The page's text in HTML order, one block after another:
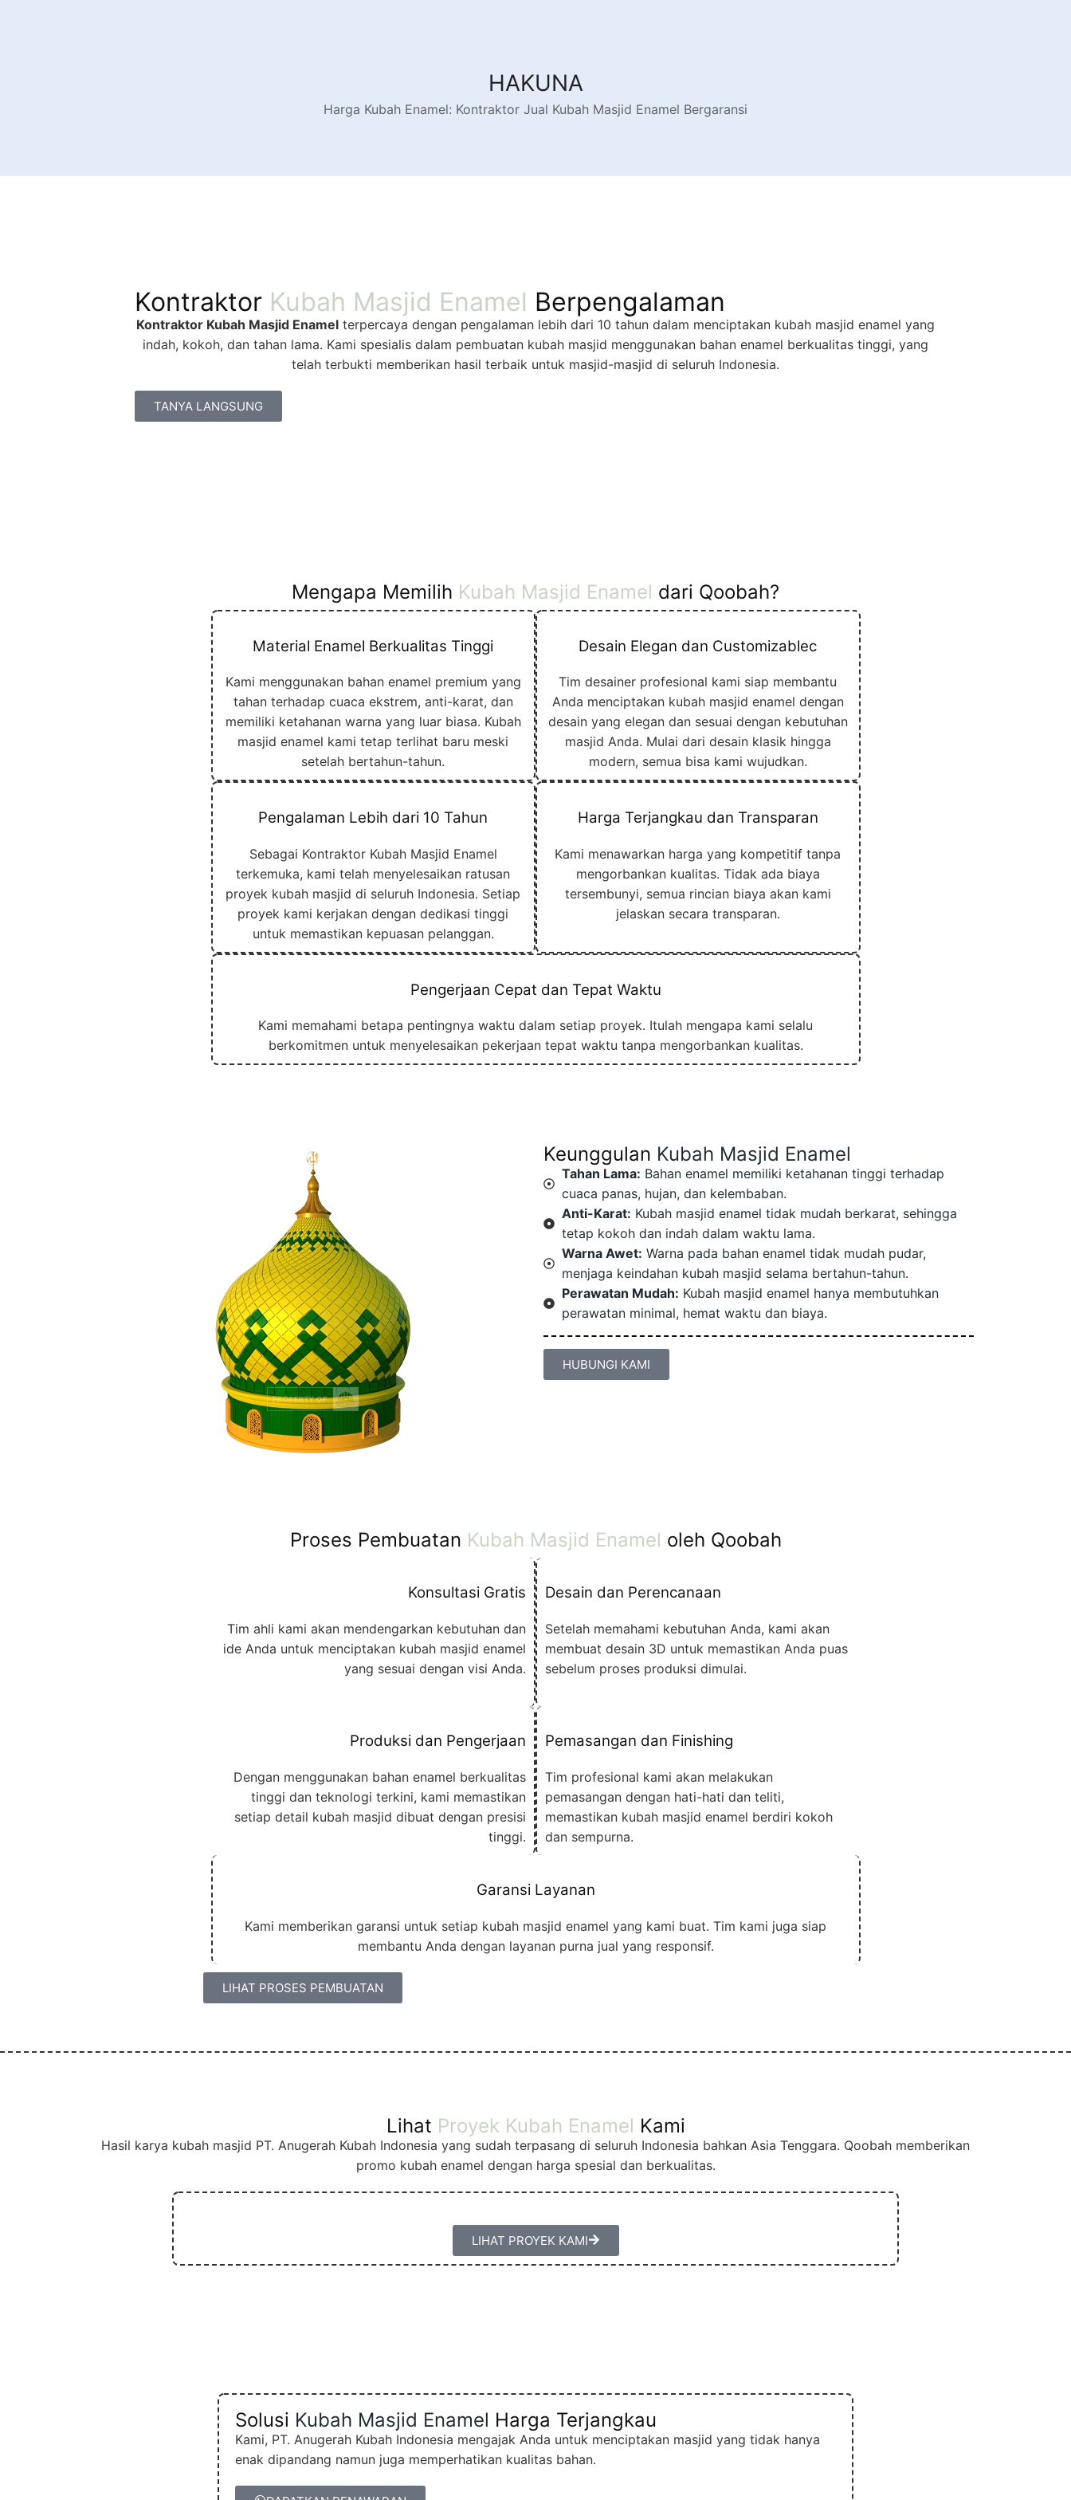
HAKUNA
Harga Kubah Enamel: Kontraktor Jual Kubah Masjid Enamel Bergaransi
Kontraktor Kubah Masjid Enamel Berpengalaman
Kontraktor Kubah Masjid Enamel terpercaya dengan pengalaman lebih dari 10 tahun dalam menciptakan kubah masjid enamel yang
indah, kokoh, dan tahan lama. Kami spesialis dalam pembuatan kubah masjid menggunakan bahan enamel berkualitas tinggi, yang
telah terbukti memberikan hasil terbaik untuk masjid-masjid di seluruh Indonesia.
TANYA LANGSUNG
Mengapa Memilih Kubah Masjid Enamel dari Qoobah?
Material Enamel Berkualitas Tinggi
Kami menggunakan bahan enamel premium yang
tahan terhadap cuaca ekstrem, anti-karat, dan
memiliki ketahanan warna yang luar biasa. Kubah
masjid enamel kami tetap terlihat baru meski
setelah bertahun-tahun.
Desain Elegan dan Customizablec
Tim desainer profesional kami siap membantu
Anda menciptakan kubah masjid enamel dengan
desain yang elegan dan sesuai dengan kebutuhan
masjid Anda. Mulai dari desain klasik hingga
modern, semua bisa kami wujudkan.
Pengalaman Lebih dari 10 Tahun
Sebagai Kontraktor Kubah Masjid Enamel
terkemuka, kami telah menyelesaikan ratusan
proyek kubah masjid di seluruh Indonesia. Setiap
proyek kami kerjakan dengan dedikasi tinggi
untuk memastikan kepuasan pelanggan.
Harga Terjangkau dan Transparan
Kami menawarkan harga yang kompetitif tanpa
mengorbankan kualitas. Tidak ada biaya
tersembunyi, semua rincian biaya akan kami
jelaskan secara transparan.
Pengerjaan Cepat dan Tepat Waktu
Kami memahami betapa pentingnya waktu dalam setiap proyek. Itulah mengapa kami selalu
berkomitmen untuk menyelesaikan pekerjaan tepat waktu tanpa mengorbankan kualitas.
Keunggulan Kubah Masjid Enamel
Tahan Lama: Bahan enamel memiliki ketahanan tinggi terhadap
cuaca panas, hujan, dan kelembaban.
Anti-Karat: Kubah masjid enamel tidak mudah berkarat, sehingga
tetap kokoh dan indah dalam waktu lama.
Warna Awet: Warna pada bahan enamel tidak mudah pudar,
menjaga keindahan kubah masjid selama bertahun-tahun.
Perawatan Mudah: Kubah masjid enamel hanya membutuhkan
perawatan minimal, hemat waktu dan biaya.
HUBUNGI KAMI
Proses Pembuatan Kubah Masjid Enamel oleh Qoobah
Konsultasi Gratis
Tim ahli kami akan mendengarkan kebutuhan dan
ide Anda untuk menciptakan kubah masjid enamel
yang sesuai dengan visi Anda.
Desain dan Perencanaan
Setelah memahami kebutuhan Anda, kami akan
membuat desain 3D untuk memastikan Anda puas
sebelum proses produksi dimulai.
Produksi dan Pengerjaan
Dengan menggunakan bahan enamel berkualitas
tinggi dan teknologi terkini, kami memastikan
setiap detail kubah masjid dibuat dengan presisi
tinggi.
Pemasangan dan Finishing
Tim profesional kami akan melakukan
pemasangan dengan hati-hati dan teliti,
memastikan kubah masjid enamel berdiri kokoh
dan sempurna.
Garansi Layanan
Kami memberikan garansi untuk setiap kubah masjid enamel yang kami buat. Tim kami juga siap
membantu Anda dengan layanan purna jual yang responsif.
LIHAT PROSES PEMBUATAN
Lihat Proyek Kubah Enamel Kami
Hasil karya kubah masjid PT. Anugerah Kubah Indonesia yang sudah terpasang di seluruh Indonesia bahkan Asia Tenggara. Qoobah memberikan
promo kubah enamel dengan harga spesial dan berkualitas.
LIHAT PROYEK KAMI
Solusi Kubah Masjid Enamel Harga Terjangkau
Kami, PT. Anugerah Kubah Indonesia mengajak Anda untuk menciptakan masjid yang tidak hanya
enak dipandang namun juga memperhatikan kualitas bahan.